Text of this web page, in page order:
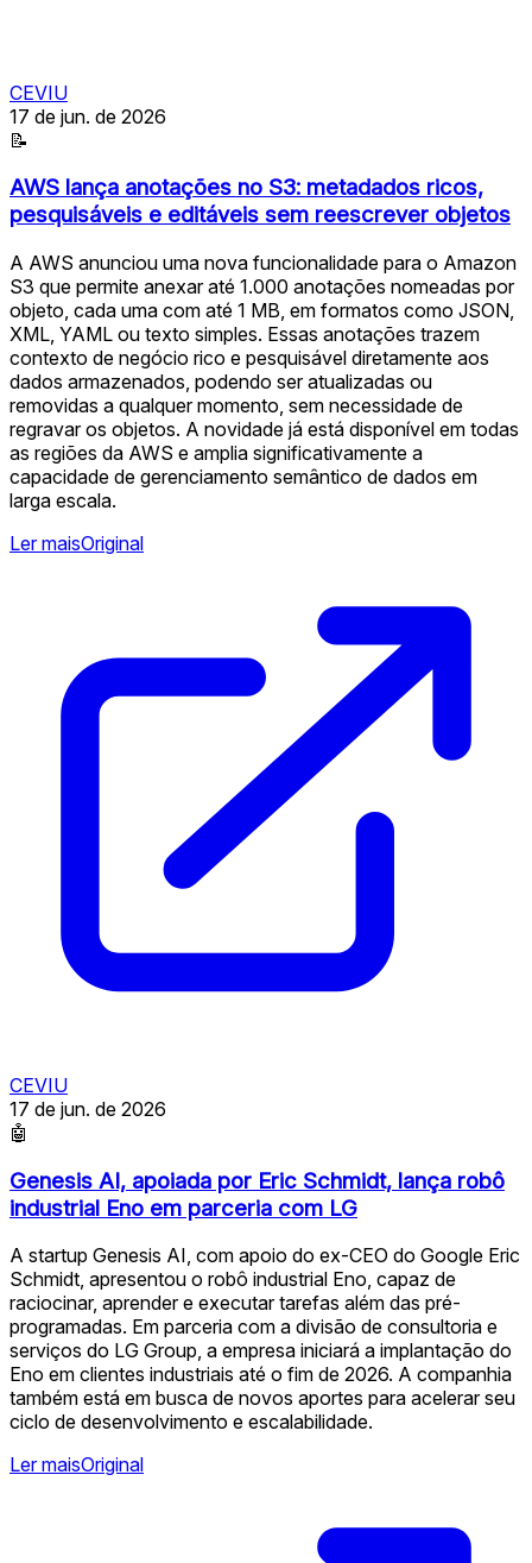
CEVIU
17 de jun. de 2026
📝
AWS lança anotações no S3: metadados ricos,
pesquisáveis e editáveis sem reescrever objetos
A AWS anunciou uma nova funcionalidade para o Amazon
S3 que permite anexar até 1.000 anotações nomeadas por
objeto, cada uma com até 1 MB, em formatos como JSON,
XML, YAML ou texto simples. Essas anotações trazem
contexto de negócio rico e pesquisável diretamente aos
dados armazenados, podendo ser atualizadas ou
removidas a qualquer momento, sem necessidade de
regravar os objetos. A novidade já está disponível em todas
as regiões da AWS e amplia significativamente a
capacidade de gerenciamento semântico de dados em
larga escala.
Ler maisOriginal
CEVIU
17 de jun. de 2026
🤖
Genesis AI, apoiada por Eric Schmidt, lança robô
industrial Eno em parceria com LG
A startup Genesis AI, com apoio do ex-CEO do Google Eric
Schmidt, apresentou o robô industrial Eno, capaz de
raciocinar, aprender e executar tarefas além das pré-
programadas. Em parceria com a divisão de consultoria e
serviços do LG Group, a empresa iniciará a implantação do
Eno em clientes industriais até o fim de 2026. A companhia
também está em busca de novos aportes para acelerar seu
ciclo de desenvolvimento e escalabilidade.
Ler maisOriginal